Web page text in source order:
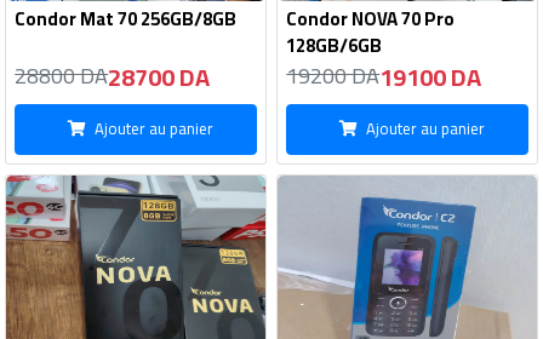
Condor Mat 70 256GB/8GB
28800 DA28700 DA
Ajouter au panier
Condor NOVA 70 Pro
128GB/6GB
19200 DA19100 DA
Ajouter au panier